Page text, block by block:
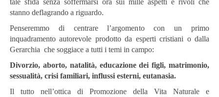
stanno deflagrando a riguardo.
Penseremmo di centrare l’argomento con un primo
inquadramento autorevole prodotto da esperti cristiani o dalla
Gerarchia che soggiace a tutti i temi in campo:
Divorzio, aborto, natalità, educazione dei figli, matrimonio,
sessualità, crisi familiari, influssi esterni, eutanasia.
Il tutto nell’ottica di Promozione della Vita Naturale e